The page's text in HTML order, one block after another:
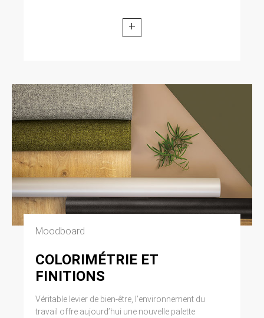
+
Moodboard
COLORIMÉTRIE ET
FINITIONS
Véritable levier de bien-être, l’environnement du
travail offre aujourd’hui une nouvelle palette